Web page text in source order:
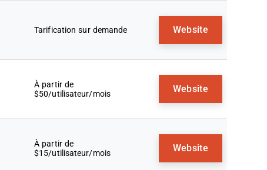
Tarification sur demande Website
À partir de
$50/utilisateur/mois
Website
À partir de
$15/utilisateur/mois
Website